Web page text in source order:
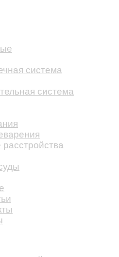
система
система